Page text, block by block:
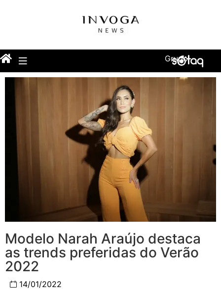
Grupo
Modelo Narah Araújo destaca
as trends preferidas do Verão
2022
14/01/2022